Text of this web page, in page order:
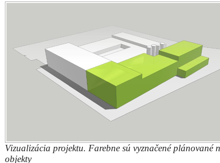
Vizualizácia projektu. Farebne sú vyznačené plánované
objekty